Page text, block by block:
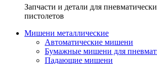
Запчасти и детали для
пистолетов
Мишени металлические
Автоматические мишени
Бумажные мишени для
Падающие мишени